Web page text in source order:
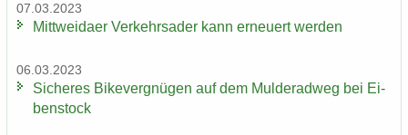
07.03.2023
Mitt­wei­da­er Ver­kehrs­ader kann er­neu­ert wer­den
06.03.2023
Si­che­res Bi­ke­ver­gnü­gen auf dem Mul­derad­weg bei Ei­
ben­stock